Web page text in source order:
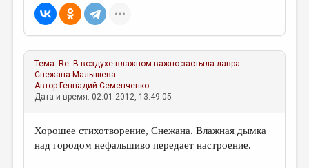
МАЛАЯ ПРОЗА
ЭССЕИСТИКА
ЛИТЕРАТУРОВЕДЕНИЕ
КУЛЬТУРОВЕДЕНИЕ
ПУБЛИЦИСТИКА
РЕЦЕНЗИРОВАНИЕ
ЦИКЛЫ ПУБЛИКАЦИЙ
Тема: Re: В воздухе влажном важно застыла лавра
Снежана Малышева
Автор Геннадий Семенченко
Дата и время: 02.01.2012, 13:49:05
Хорошее стихотворение, Снежана. Влажная дымка
над городом нефальшиво передает настроение.